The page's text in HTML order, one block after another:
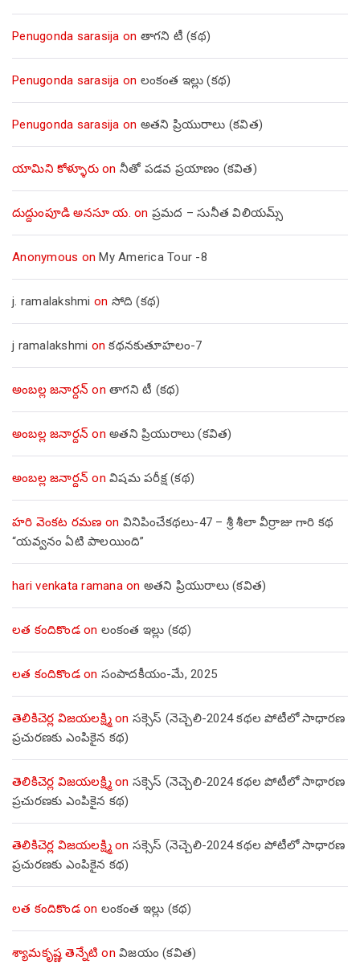
Penugonda sarasija on తాగని టీ (కథ)
Penugonda sarasija on లంకంత ఇల్లు (కథ)
Penugonda sarasija on అతని ప్రియురాలు (కవిత)
యామిని కోళ్ళూరుon నీతో పడవ ప్రయాణం (కవిత)
దుద్దుంపూడి అనసూ య. on ప్రమద – సునీత విలియమ్స్
Anonymous onMy America Tour -8
j. ramalakshmi on సోది (కథ)
j ramalakshmi onకథనకుతూహలం-7
అంబల్ల జనార్దన్ on తాగని టీ (కథ)
అంబల్ల జనార్దన్ on అతని ప్రియురాలు (కవిత)
అంబల్ల జనార్దన్ on విషమ పరీక్ష (క‌థ‌)
హరి వెంకట రమణ on వినిపించేకథలు-47 – శ్రీ శీలా వీర్రాజు గారి కథ
“యవ్వనం ఏటి పాలయింది”
hari venkata ramanaon అతని ప్రియురాలు (కవిత)
లత కందికొండon లంకంత ఇల్లు (కథ)
లత కందికొండon సంపాదకీయం-మే, 2025
తెలికిచెర్ల విజయలక్ష్మిon సక్సెస్ (నెచ్చెలి-2024 కథల పోటీలో సాధారణ
ప్రచురణకు ఎంపికైన కథ)
తెలికిచెర్ల విజయలక్ష్మిon సక్సెస్ (నెచ్చెలి-2024 కథల పోటీలో సాధారణ
ప్రచురణకు ఎంపికైన కథ)
తెలికిచెర్ల విజయలక్ష్మిon సక్సెస్ (నెచ్చెలి-2024 కథల పోటీలో సాధారణ
ప్రచురణకు ఎంపికైన కథ)
లత కందికొండon లంకంత ఇల్లు (కథ)
శ్యామకృష్ణ తెన్నేటి on విజయం (కవిత)